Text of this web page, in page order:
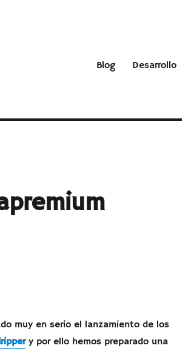
Blog Desarrollo
muy en serio el lanzamiento de los
y por ello hemos preparado una